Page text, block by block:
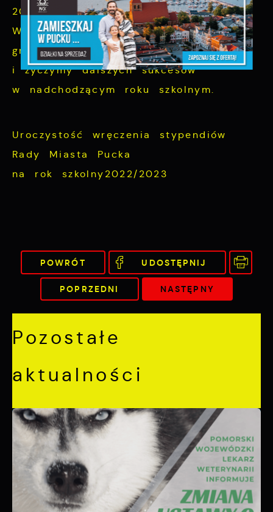
20. Węgrowska Aleksandra
Wszystkim stypendystom serdecznie
gratulujemy
i życzymy dalszych sukcesów
w nadchodzącym roku szkolnym.
Uroczystość wręczenia stypendiów
Rady Miasta Pucka
na rok szkolny2022/2023
POWRÓT UDOSTĘPNIJ
POPRZEDNI NASTĘPNY
Pozostałe
aktualności